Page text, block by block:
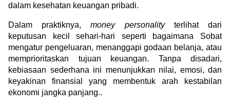
dalam kesehatan keuangan pribadi.
Dalam praktiknya, money personality terlihat dari
keputusan kecil sehari-hari seperti bagaimana Sobat
mengatur pengeluaran, menanggapi godaan belanja, atau
memprioritaskan tujuan keuangan. Tanpa disadari,
kebiasaan sederhana ini menunjukkan nilai, emosi, dan
keyakinan finansial yang membentuk arah kestabilan
ekonomi jangka panjang..